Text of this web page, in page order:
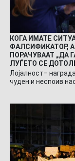
КОГА ИМАТЕ
ФАЛСИФИКАТОР,
ПОРАЧУВААТ „ДА
ЛУЃЕТО СЕ
Лојалност–
чуден и неспоив